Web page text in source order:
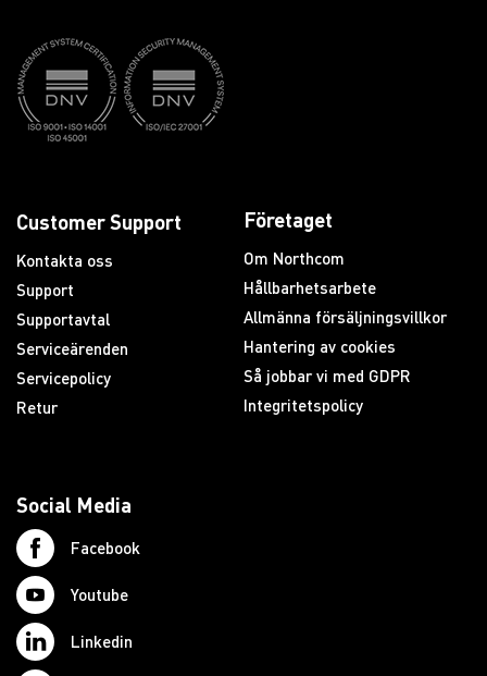
Customer Support
Kontakta oss
Support
Supportavtal
Serviceärenden
Servicepolicy
Retur
Företaget
Om Northcom
Hållbarhetsarbete
Allmänna försäljningsvillkor
Hantering av cookies
Så jobbar vi med GDPR
Integritetspolicy
Social Media
Facebook
Youtube
Linkedin